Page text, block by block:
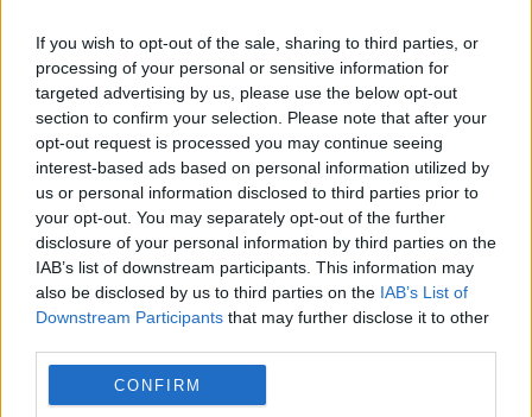
If you wish to opt-out of the sale, sharing to third parties, or
processing of your personal or sensitive information for
targeted advertising by us, please use the below opt-out
section to confirm your selection. Please note that after your
opt-out request is processed you may continue seeing
interest-based ads based on personal information utilized by
us or personal information disclosed to third parties prior to
your opt-out. You may separately opt-out of the further
disclosure of your personal information by third parties on the
IAB’s list of downstream participants. This information may
also be disclosed by us to third parties on the IAB’s List of
Downstream Participants that may further disclose it to other
CONFIRM
Andreea Bălan a dat cărțile pe față.
Adevărul despre relația cu Tiberiu
Argint
10 AUGUST 2020
Au trecut mai bine de două luni de când
Andreea Bălan și Tiberiu Argint au început
o relație de iubire, iar acum artista le-a
arătat fanilor săi care este adevărul...